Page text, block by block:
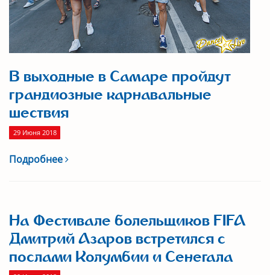
В выходные в Самаре пройдут
грандиозные карнавальные
шествия
29 Июня 2018
Подробнее
На Фестивале болельщиков FIFA
Дмитрий Азаров встретился с
послами Колумбии и Сенегала